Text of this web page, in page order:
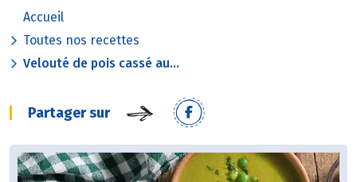
Accueil
Toutes nos recettes
Velouté de pois cassé au...
Partager sur